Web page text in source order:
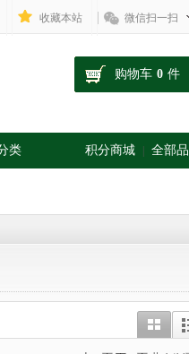
收藏本站 微信扫一扫
购物车 0 件
类 积分商城 全部